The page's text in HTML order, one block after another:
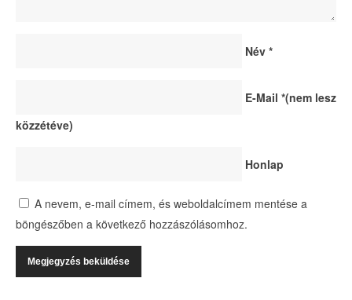
Név *
E-Mail *(nem lesz
közzétéve)
Honlap
A nevem, e-mail címem, és weboldalcímem mentése a
böngészőben a következő hozzászólásomhoz.